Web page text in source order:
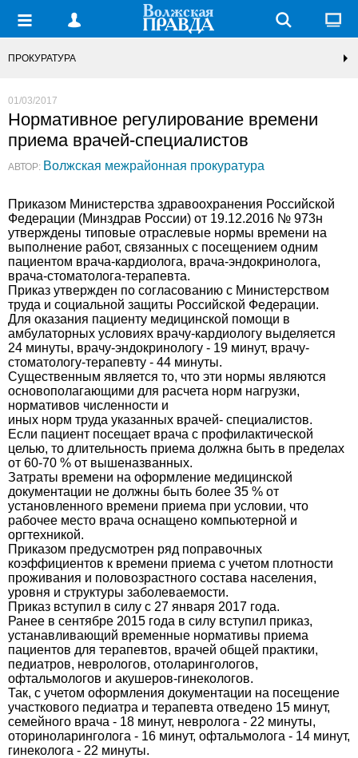
ПРОКУРАТУРА
01/03/2017
Нормативное регулирование времени
приема врачей-специалистов
АВТОР: Волжская межрайонная прокуратура
Приказом Министерства здравоохранения Российской
Федерации (Минздрав России) от 19.12.2016 № 973н
утверждены типовые отраслевые нормы времени на
выполнение работ, связанных с посещением одним
пациентом врача-кардиолога, врача-эндокринолога,
врача-стоматолога-терапевта.
Приказ утвержден по согласованию с Министерством
труда и социальной защиты Российской Федерации.
Для оказания пациенту медицинской помощи в
амбулаторных условиях врачу-кардиологу выделяется
24 минуты, врачу-эндокринологу - 19 минут, врачу-
стоматологу-терапевту - 44 минуты.
Существенным является то, что эти нормы являются
основополагающими для расчета норм нагрузки,
нормативов численности и
иных норм труда указанных врачей- специалистов.
Если пациент посещает врача с профилактической
целью, то длительность приема должна быть в пределах
от 60-70 % от вышеназванных.
Затраты времени на оформление медицинской
документации не должны быть более 35 % от
установленного времени приема при условии, что
рабочее место врача оснащено компьютерной и
оргтехникой.
Приказом предусмотрен ряд поправочных
коэффициентов к времени приема с учетом плотности
проживания и половозрастного состава населения,
уровня и структуры заболеваемости.
Приказ вступил в силу с 27 января 2017 года.
Ранее в сентябре 2015 года в силу вступил приказ,
устанавливающий временные нормативы приема
пациентов для терапевтов, врачей общей практики,
педиатров, неврологов, отоларингологов,
офтальмологов и акушеров-гинекологов.
Так, с учетом оформления документации на посещение
участкового педиатра и терапевта отведено 15 минут,
семейного врача - 18 минут, невролога - 22 минуты,
оториноларинголога - 16 минут, офтальмолога - 14 минут,
гинеколога - 22 минуты.